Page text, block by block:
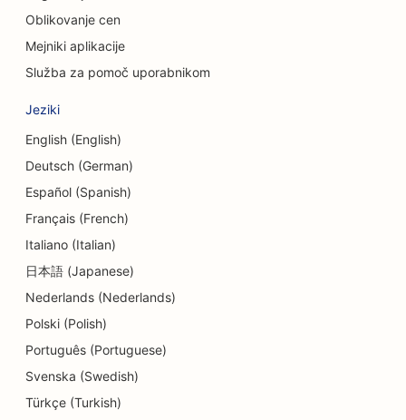
SEO za Delis
SEO za storitve dolžniškega svetovanja
SEO za plesne studie
SEO za storitve dermabrazije
SEO za vrtce
SEO za zobozdravstvene klinike
SEO za trgovine s podrobnostmi
SEO za trgovine s torticami
SEO za storitve izobraževanja in otroškega
varstva
Oblikovanje cen
Mejniki aplikacije
Služba za pomoč uporabnikom
Jeziki
English (English)
Deutsch (German)
Español (Spanish)
Français (French)
Italiano (Italian)
日本語 (Japanese)
Nederlands (Nederlands)
Polski (Polish)
Português (Portuguese)
Svenska (Swedish)
Türkçe (Turkish)